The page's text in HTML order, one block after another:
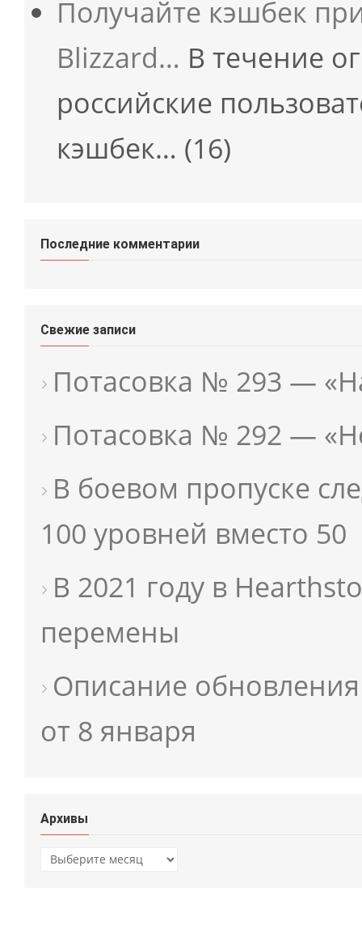
Получайте кэшбек
Blizzard… В течение
российские
кэшбек… (16)
Последние комментарии
Свежие записи
Потасовка № 293 —
Потасовка № 292 —
В боевом пропуске
100 уровней вместо 50
В 2021 году в
перемены
Описание
от 8 января
Архивы
Архивы